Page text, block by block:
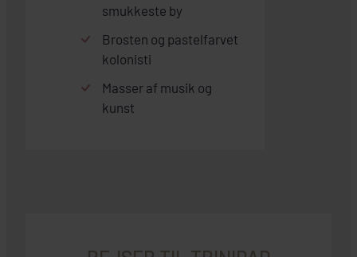
smukkeste by
Brosten og pastelfarvet
kolonisti
Masser af musik og
kunst